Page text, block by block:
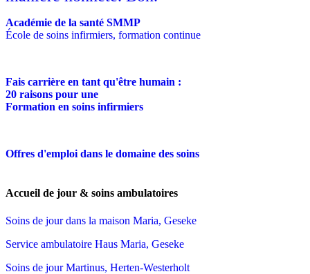
Académie de la santé SMMP
École de soins infirmiers, formation continue
Fais carrière en tant qu'être humain :
20 raisons pour une
Formation en soins infirmiers
Offres d'emploi dans le domaine des soins
Accueil de jour & soins ambulatoires
Soins de jour dans la maison Maria, Geseke
Service ambulatoire Haus Maria, Geseke
Soins de jour Martinus, Herten-Westerholt